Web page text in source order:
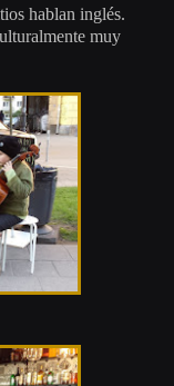
hablan inglés.
muy